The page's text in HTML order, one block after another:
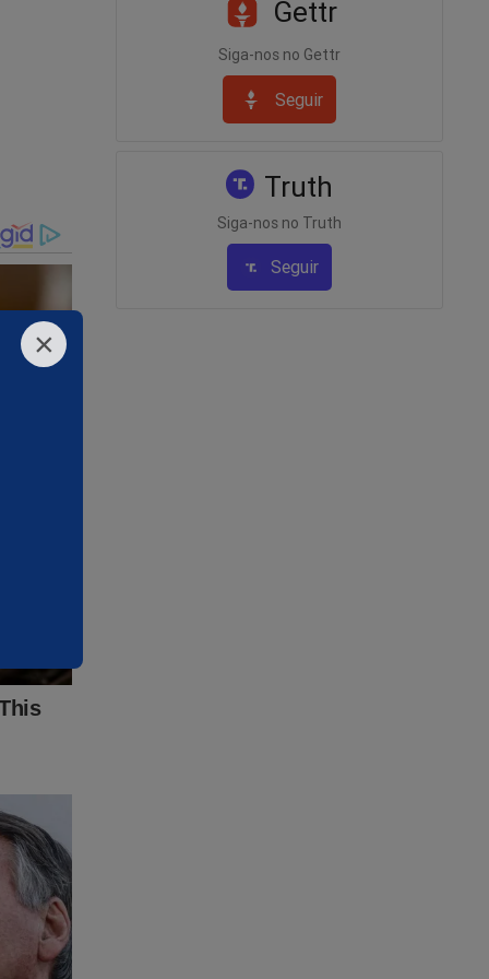
×
o
em
a
“erro
de até
de
de
no
em
ao
Gettr
Siga-nos no Gettr
Seguir
Truth
Siga-nos no Truth
Seguir